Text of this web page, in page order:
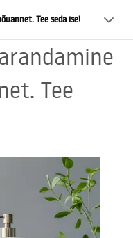
Tee seda ise!
Tee